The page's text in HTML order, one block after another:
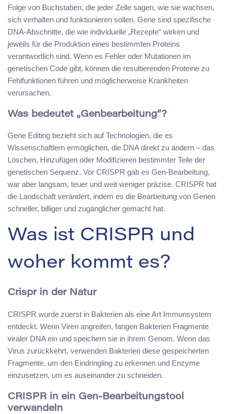
Folge von Buchstaben, die jeder Zelle sagen, wie sie wachsen,
sich verhalten und funktionieren sollen. Gene sind spezifische
DNA-Abschnitte, die wie individuelle „Rezepte“ wirken und
jeweils für die Produktion eines bestimmten Proteins
verantwortlich sind. Wenn es Fehler oder Mutationen im
genetischen Code gibt, können die resultierenden Proteine zu
Fehlfunktionen führen und möglicherweise Krankheiten
verursachen.
Was bedeutet „Genbearbeitung“?
Gene Editing bezieht sich auf Technologien, die es
Wissenschaftlern ermöglichen, die DNA direkt zu ändern – das
Löschen, Hinzufügen oder Modifizieren bestimmter Teile der
genetischen Sequenz. Vor CRISPR gab es Gen-Bearbeitung,
war aber langsam, teuer und weit weniger präzise. CRISPR hat
die Landschaft verändert, indem es die Bearbeitung von Genen
schneller, billiger und zugänglicher gemacht hat.
Was ist CRISPR und
woher kommt es?
Crispr in der Natur
CRISPR wurde zuerst in Bakterien als eine Art Immunsystem
entdeckt. Wenn Viren angreifen, fangen Bakterien Fragmente
viraler DNA ein und speichern sie in ihrem Genom. Wenn das
Virus zurückkehrt, verwenden Bakterien diese gespeicherten
Fragmente, um den Eindringling zu erkennen und Enzyme
einzusetzen, um es auseinander zu schneiden.
CRISPR in ein Gen-Bearbeitungstool
verwandeln